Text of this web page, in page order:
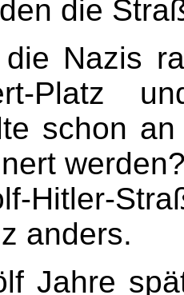
die
Nazis
Platz
schon
Hitler-
anders.
Jahre